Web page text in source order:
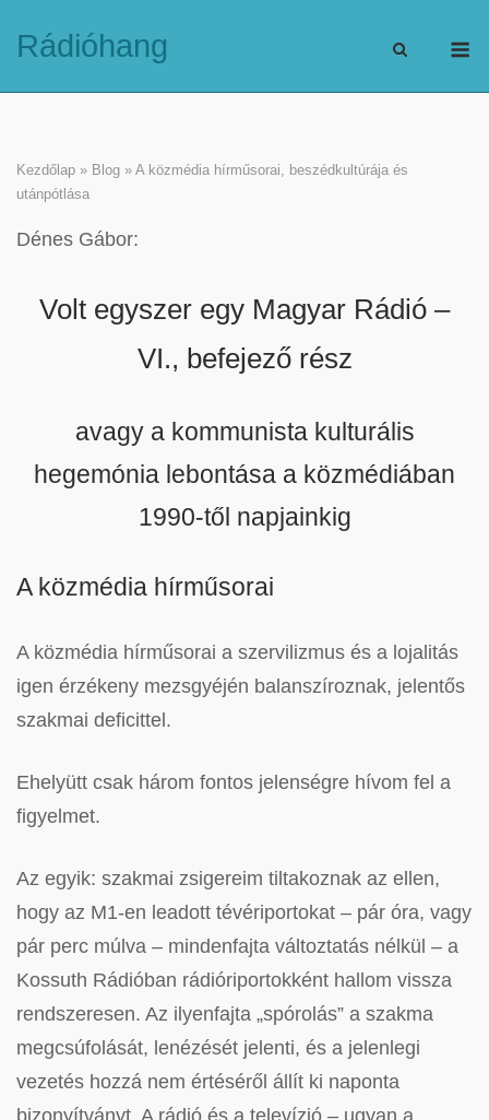
Rádióhang
Kezdőlap » Blog » A közmédia hírműsorai, beszédkultúrája és
utánpótlása
Dénes Gábor:
Volt egyszer egy Magyar Rádió –
VI., befejező rész
avagy a kommunista kulturális
hegemónia lebontása a közmédiában
1990-től napjainkig
A közmédia hírműsorai
A közmédia hírműsorai a szervilizmus és a lojalitás
igen érzékeny mezsgyéjén balanszíroznak, jelentős
szakmai deficittel.
Ehelyütt csak három fontos jelenségre hívom fel a
figyelmet.
Az egyik: szakmai zsigereim tiltakoznak az ellen,
hogy az M1-en leadott tévériportokat – pár óra, vagy
pár perc múlva – mindenfajta változtatás nélkül – a
Kossuth Rádióban rádióriportokként hallom vissza
rendszeresen. Az ilyenfajta „spórolás” a szakma
megcsúfolását, lenézését jelenti, és a jelenlegi
vezetés hozzá nem értéséről állít ki naponta
bizonyítványt. A rádió és a televízió – ugyan a